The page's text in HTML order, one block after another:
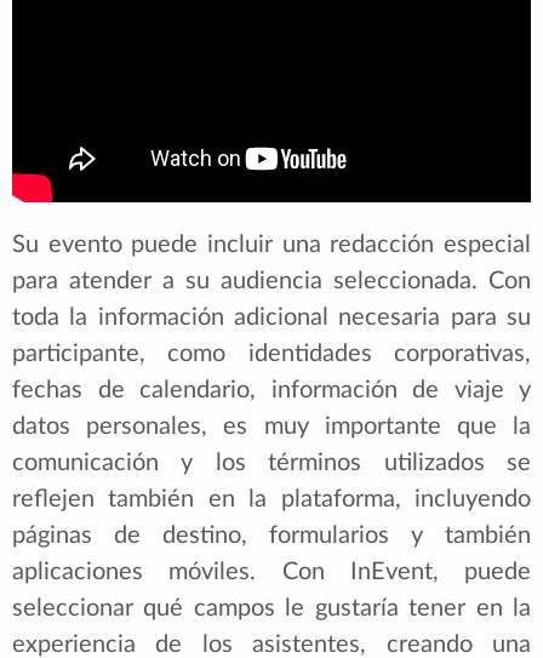
Su evento puede incluir una redacción especial
para atender a su audiencia seleccionada. Con
toda la información adicional necesaria para su
participante, como identidades corporativas,
fechas de calendario, información de viaje y
datos personales, es muy importante que la
comunicación y los términos utilizados se
reflejen también en la plataforma, incluyendo
páginas de destino, formularios y también
aplicaciones móviles. Con InEvent, puede
seleccionar qué campos le gustaría tener en la
experiencia de los asistentes, creando una